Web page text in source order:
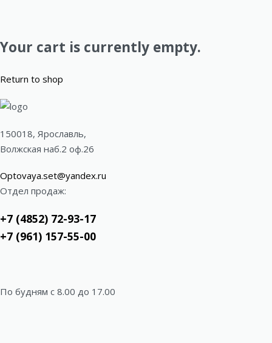
Your cart is currently empty.
Return to shop
150018, Ярославль,
Волжская наб.2 оф.26
Optovaya.set@yandex.ru
Отдел продаж:
+7 (4852) 72-93-17
+7 (961) 157-55-00
По будням c 8.00 до 17.00